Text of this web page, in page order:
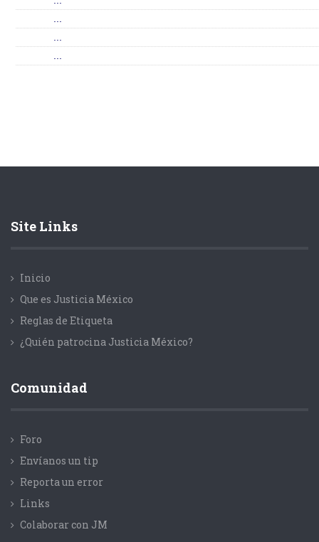
Site Links
Inicio
Que es Justicia México
Reglas de Etiqueta
¿Quién patrocina Justicia México?
Comunidad
Foro
Envíanos un tip
Reporta un error
Links
Colaborar con JM